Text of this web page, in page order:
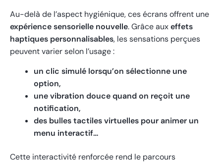
Au-delà de l’aspect hygiénique, ces écrans offrent une
expérience sensorielle nouvelle. Grâce auxeffets
haptiques personnalisables, les sensations perçues
peuvent varier selon l’usage :
un clic simulé lorsqu’on sélectionne une
option,
une vibration douce quand on reçoit une
notification,
des bulles tactiles virtuelles pour animer un
menu interactif…
Cette interactivité renforcée rend le parcours